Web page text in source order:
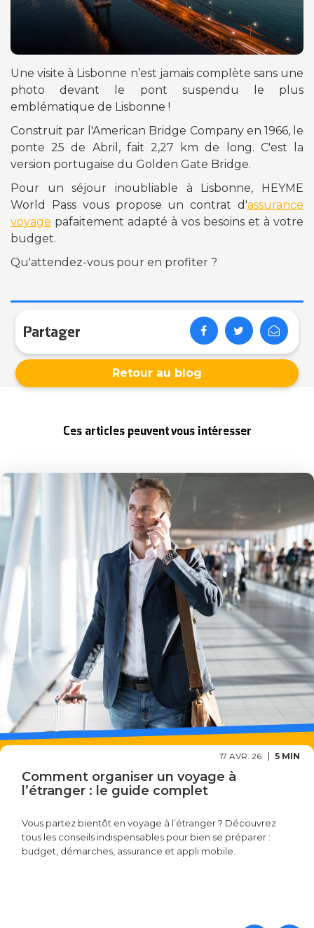
Une visite à Lisbonne n’est jamais complète sans une
photo devant le pont suspendu le plus
emblématique de Lisbonne !
Construit par l'American Bridge Company en 1966, le
ponte 25 de Abril, fait 2,27 km de long. C'est la
version portugaise du Golden Gate Bridge.
Pour un séjour inoubliable à Lisbonne, HEYME
World Pass vous propose un contrat d'assurance
voyage pafaitement adapté à vos besoins et à votre
budget.
Qu'attendez-vous pour en profiter ?
Partager
Retour au blog
Ces articles peuvent vous intéresser
17 AVR. 26 5 MIN
Comment organiser un voyage à
l’étranger : le guide complet
Vous partez bientôt en voyage à l’étranger ? Découvrez
tous les conseils indispensables pour bien se préparer :
budget, démarches, assurance et appli mobile.